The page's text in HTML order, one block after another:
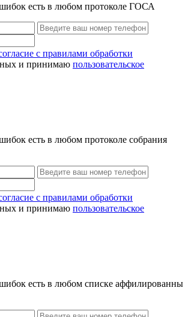
есть в любом протоколе ГОСА
с правилами обработки
и принимаю пользовательское
есть в любом протоколе собрания
с правилами обработки
и принимаю пользовательское
есть в любом списке аффилированны